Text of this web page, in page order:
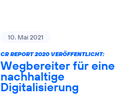
10. Mai 2021
CR REPORT 2020 VERÖFFENTLICHT:
Wegbereiter für eine
nachhaltige
Digitalisierung